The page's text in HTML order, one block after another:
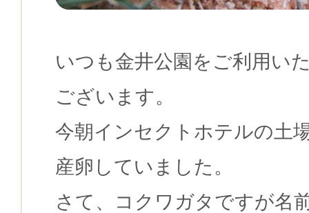
いつも金井公園をご利用い
ございます。
今朝インセクトホテルの土
産卵していました。
さて、コクワガタですが名